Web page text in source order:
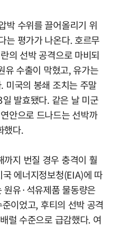
박 수위를 끌어올리기 위
는 평가가 나온다. 호르무
의 선박 공격으로 마비되
수출이 막혔고, 유가는
미국의 봉쇄 조치는 주말
발효됐다. 같은 날 미군
안으로 드나드는 선박까
했다.
지 번질 경우 충격이 훨
에너지정보청(EIA)에 따
원유·석유제품 물동량은
이었고, 후티의 선박 공격
럴 수준으로 급감했다. 여